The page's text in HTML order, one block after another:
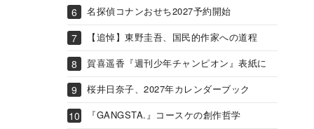
名探偵コナンおせち2027予約開始
【追悼】東野圭吾、国民的作家への道程
賀喜遥香『週刊少年チャンピオン』表紙に
桜井日奈子、2027年カレンダーブック
『GANGSTA.』コースケの創作哲学